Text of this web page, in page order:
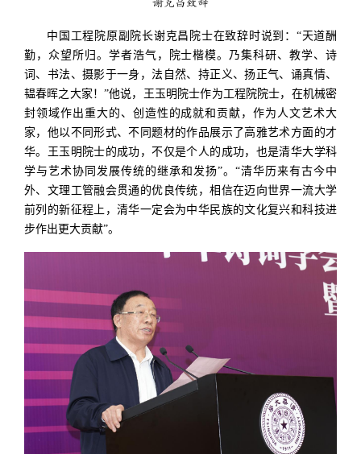
谢克昌致辞
中国工程院原副院长谢克昌院士在致辞时说到：“天道酬
勤，众望所归。学者浩气，院士楷模。乃集科研、教学、诗
词、书法、摄影于一身，法自然、持正义、扬正气、诵真情、
韫春晖之大家！”他说，王玉明院士作为工程院院士，在机械密
封领域作出重大的、创造性的成就和贡献，作为人文艺术大
家，他以不同形式、不同题材的作品展示了高雅艺术方面的才
华。王玉明院士的成功，不仅是个人的成功，也是清华大学科
学与艺术协同发展传统的继承和发扬”。“清华历来有古今中
外、文理工管融会贯通的优良传统，相信在迈向世界一流大学
前列的新征程上，清华一定会为中华民族的文化复兴和科技进
步作出更大贡献”。